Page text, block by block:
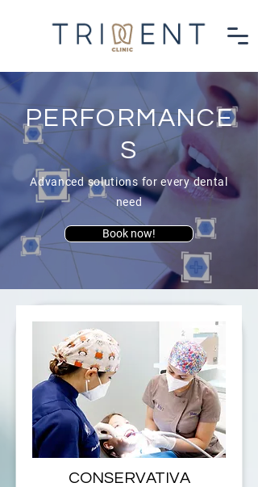
PERFORMANCE
S
Advanced solutions for every dental
need
Book now!
CONSERVATIVA